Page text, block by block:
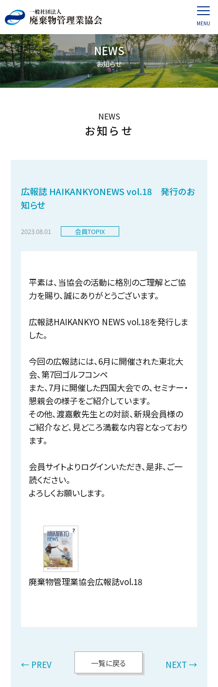
NEWS
お知らせ
NEWS
お知らせ
広報誌 HAIKANKYONEWS vol.18 発行のお
知らせ
2023.08.01 会員TOPIX
平素は、当協会の活動に格別のご理解とご協
力を賜り、誠にありがとうございます。
広報誌HAIKANKYO NEWS vol.18を発行しま
した。
今回の広報誌には、6月に開催された東北大
会、第7回ゴルフコンペ
また、7月に開催した四国大会での、セミナー・
懇親会の様子をご紹介しています。
その他、渡嘉敷先生との対談、新規会員様の
ご紹介など、見どころ満載な内容となっており
ます。
会員サイトよりログインいただき、是非、ご一
読ください。
よろしくお願いします。
廃棄物管理業協会広報誌vol.18
← PREV 一覧に戻る NEXT →